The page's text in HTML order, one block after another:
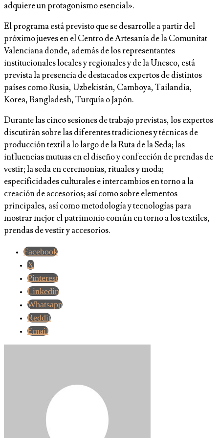
adquiere un protagonismo esencial».
El programa está previsto que se desarrolle a partir del
próximo jueves en el Centro de Artesanía de la Comunitat
Valenciana donde, además de los representantes
institucionales locales y regionales y de la Unesco, está
prevista la presencia de destacados expertos de distintos
países como Rusia, Uzbekistán, Camboya, Tailandia,
Korea, Bangladesh, Turquía o Japón.
Durante las cinco sesiones de trabajo previstas, los expertos
discutirán sobre las diferentes tradiciones y técnicas de
producción textil a lo largo de la Ruta de la Seda; las
influencias mutuas en el diseño y confección de prendas de
vestir; la seda en ceremonias, rituales y moda;
especificidades culturales e intercambios en torno a la
creación de accesorios; así como sobre elementos
principales, así como metodología y tecnologías para
mostrar mejor el patrimonio común en torno a los textiles,
prendas de vestir y accesorios.
Facebook
X
Pinterest
Linkedin
Whatsapp
Reddit
Email